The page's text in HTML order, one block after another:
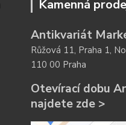
Kamenná
Antikvariát
Růžová 11, Praha 1,
110 00 Praha
Otevírací dobu
najdete zde >